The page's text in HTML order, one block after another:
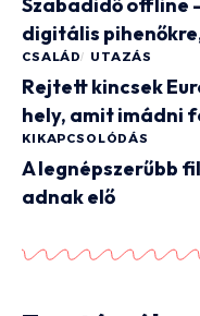
digitális
CSALÁD UTAZÁS
Rejtett kincsek
hely, amit imádni
KIKAPCSOLÓDÁS
A legnépszerűbb
adnak elő